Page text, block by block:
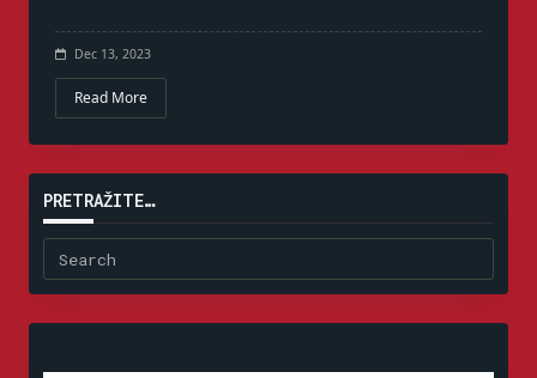
Dec 13, 2023
Read More
PRETRAŽITE…
Search
for: